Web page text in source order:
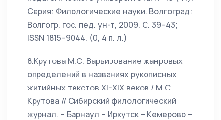
Серия: Филологические науки. Волгоград:
Волгогр. гос. пед. ун-т, 2009. С. 39–43;
ISSN 1815–9044. (0, 4 п. л.)
8.Крутова М.С. Варьирование жанровых
определений в названиях рукописных
житийных текстов XI–XIX веков / М.С.
Крутова // Сибирский филологический
журнал. – Барнаул – Иркутск – Кемерово –